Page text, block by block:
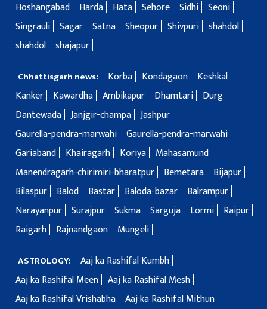
Hoshangabad
Harda Hata Sehore Sidhi Seoni
Singrauli Sagar Satna Sheopur Shivpuri shahdol
shahdol shajapur
Chhattisgarh news: Korba Kondagaon
Keshkal
Kanker
Kawardha Ambikapur Dhamtari
Durg
Dantewada Janjgir-champa Jashpur
Gaurella-pendra-marwahi Gaurella-pendra-marwahi
Gariaband
Khairagarh Koriya
Mahasamund
Manendragarh-chirimiri-bharatpur
Bemetara
Bijapur
Bilaspur
Balod Bastar Baloda-bazar
Balrampur
Narayanpur Surajpur Sukma Sarguja Lormi
Raipur
Raigarh
Rajnandgaon Mungeli
ASTROLOGY:
Aaj ka Rashifal Kumbh
Aaj ka Rashifal Meen Aaj ka Rashifal Mesh
Aaj ka Rashifal Vrishabha Aaj ka Rashifal Mithun